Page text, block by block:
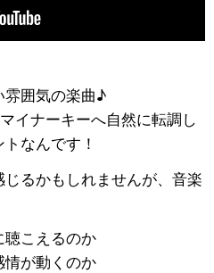
雰囲気の楽曲♪
イナーキーへ自然に転調し
なんです！
じるかもしれませんが、音楽
聴こえるのか
情が動くのか